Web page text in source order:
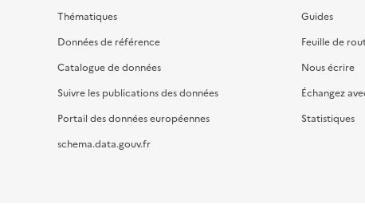
Thématiques
Données de référence
Catalogue de données
Suivre les publications des données
Portail des données européennes
schema.data.gouv.fr
Guides
Feuille de
Nous écrire
Échangez
Statistiques